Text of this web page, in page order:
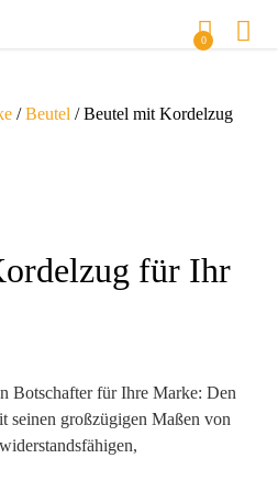
0
/Beutel / Beutel mit Kordelzug
für Ihr
Botschafter für Ihre Marke: Den
großzügigen Maßen von
bietet dieser praktische